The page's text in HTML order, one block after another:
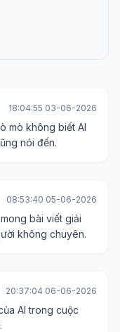
18:04:55 03-06-2026
mò không biết AI
nói đến.
08:53:40 05-06-2026
bài viết giải
không chuyên.
20:37:04 06-06-2026
AI trong cuộc